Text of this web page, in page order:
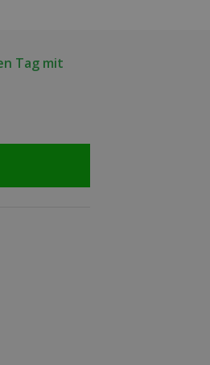
Tag mit